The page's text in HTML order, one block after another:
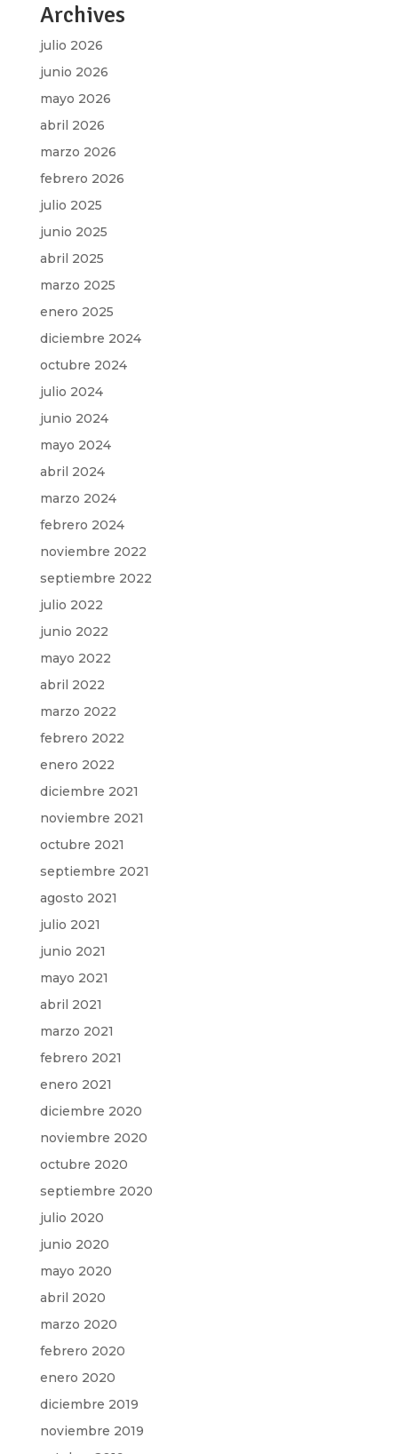
Archives
julio 2026
junio 2026
mayo 2026
abril 2026
marzo 2026
febrero 2026
julio 2025
junio 2025
abril 2025
marzo 2025
enero 2025
diciembre 2024
octubre 2024
julio 2024
junio 2024
mayo 2024
abril 2024
marzo 2024
febrero 2024
noviembre 2022
septiembre 2022
julio 2022
junio 2022
mayo 2022
abril 2022
marzo 2022
febrero 2022
enero 2022
diciembre 2021
noviembre 2021
octubre 2021
septiembre 2021
agosto 2021
julio 2021
junio 2021
mayo 2021
abril 2021
marzo 2021
febrero 2021
enero 2021
diciembre 2020
noviembre 2020
octubre 2020
septiembre 2020
julio 2020
junio 2020
mayo 2020
abril 2020
marzo 2020
febrero 2020
enero 2020
diciembre 2019
noviembre 2019